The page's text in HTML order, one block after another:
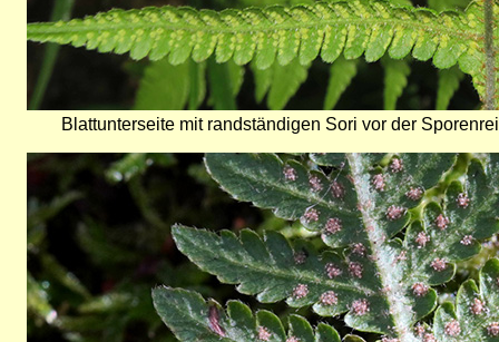
Blattunterseite mit randständigen Sori vor der
Bild